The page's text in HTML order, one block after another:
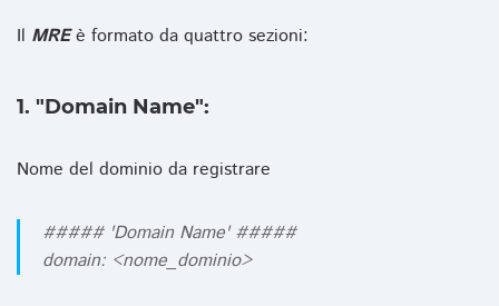
Il MREè formato da quattro sezioni:
1. "Domain Name":
Nome del dominio da registrare
##### 'Domain Name' #####
domain: <nome_dominio>